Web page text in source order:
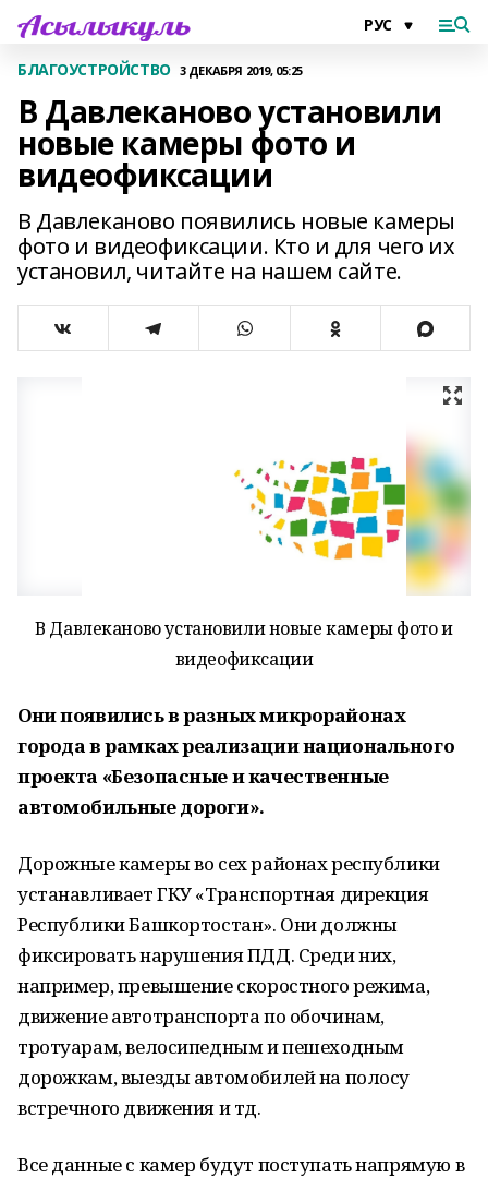
БЛАГОУСТРОЙСТВО 3 ДЕКАБРЯ 2019, 05:25
В Давлеканово установили
новые камеры фото и
видеофиксации
В Давлеканово появились новые камеры
фото и видеофиксации. Кто и для чего их
установил, читайте на нашем сайте.
В Давлеканово установили новые камеры фото и
видеофиксации
Они появились в разных микрорайонах
города в рамках реализации национального
проекта «Безопасные и качественные
автомобильные дороги».
Дорожные камеры во сех районах республики
устанавливает ГКУ «Транспортная дирекция
Республики Башкортостан». Они должны
фиксировать нарушения ПДД. Среди них,
например, превышение скоростного режима,
движение автотранспорта по обочинам,
тротуарам, велосипедным и пешеходным
дорожкам, выезды автомобилей на полосу
встречного движения и тд.
Все данные с камер будут поступать напрямую в